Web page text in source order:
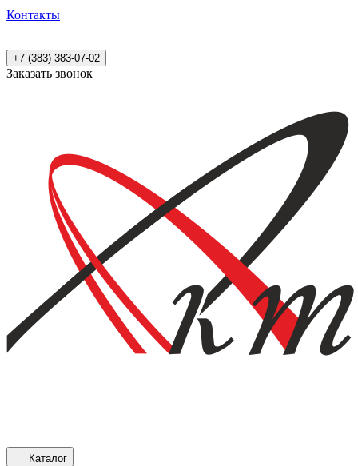
Контакты
+7 (383) 383-07-02
Заказать звонок
Каталог